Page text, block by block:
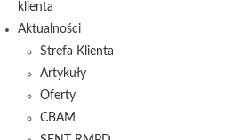
klienta
Aktualności
Strefa Klienta
Artykuły
Oferty
CBAM